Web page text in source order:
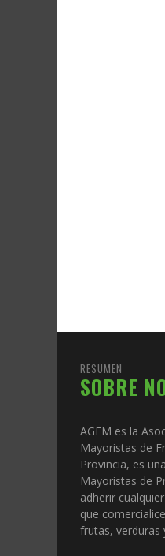
RESUMEN
SOBRE
AGEM es la
Mayoristas de
Provincia, es
Mayoristas de
adherir
que
frutas, verduras